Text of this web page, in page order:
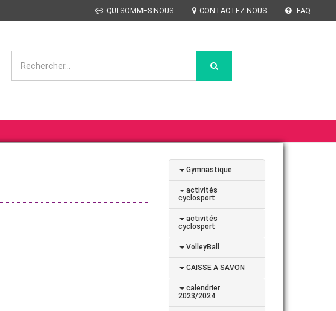
QUI SOMMES NOUS CONTACTEZ-NOUS FAQ
Gymnastique
activités
cyclosport
activités
cyclosport
VolleyBall
CAISSE A SAVON
calendrier
2023/2024